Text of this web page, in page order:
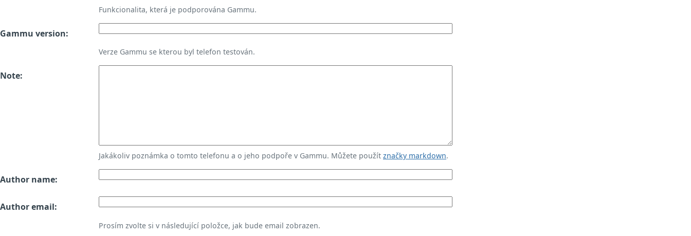
Funkcionalita, která je podporována Gammu.
Gammu version:
Verze Gammu se kterou byl telefon testován.
Note:
Jakákoliv poznámka o tomto telefonu a o jeho podpoře v Gammu. Můžete použít značky markdown.
Author name:
Author email:
Prosím zvolte si v následující položce, jak bude email zobrazen.